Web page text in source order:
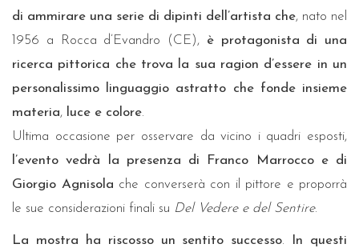
di ammirare una serie di dipinti dell’artista che, nato nel
1956 a Rocca d’Evandro (CE), è protagonista di una
ricerca pittorica che trova la sua ragion d’essere in un
personalissimo linguaggio astratto che fonde insieme
materia, luce e colore.
Ultima occasione per osservare da vicino i quadri esposti,
l’evento vedrà la presenza di Franco Marrocco e di
Giorgio Agnisola che converserà con il pittore e proporrà
le sue considerazioni finali su Del Vedere e del Sentire.
La mostra ha riscosso un sentito successo.
In questi